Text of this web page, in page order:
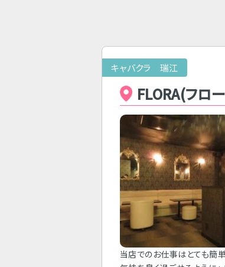
キャバクラ 瑞江
FLORA(フロ
当店でのお仕事はとても簡